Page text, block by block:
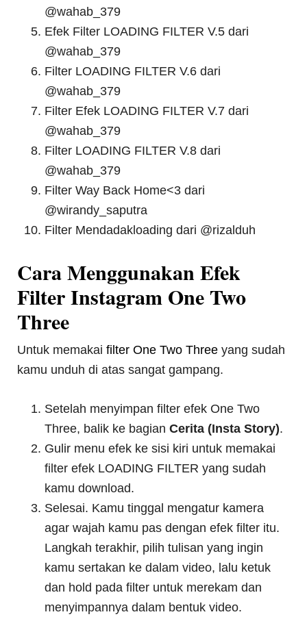
@wahab_379
Efek Filter LOADING FILTER V.5 dari
@wahab_379
Filter LOADING FILTER V.6 dari
@wahab_379
Filter Efek LOADING FILTER V.7 dari
@wahab_379
Filter LOADING FILTER V.8 dari
@wahab_379
Filter Way Back Home<3 dari
@wirandy_saputra
Filter Mendadakloading dari @rizalduh
Cara Menggunakan Efek
Filter Instagram One Two
Three
Untuk memakaifilter One Two Three yang sudah
kamu unduh di atas sangat gampang.
Setelah menyimpan filter efek One Two
Three, balik ke bagianCerita (Insta Story).
Gulir menu efek ke sisi kiri untuk memakai
filter efek LOADING FILTER yang sudah
kamu download.
Selesai. Kamu tinggal mengatur kamera
agar wajah kamu pas dengan efek filter itu.
Langkah terakhir, pilih tulisan yang ingin
kamu sertakan ke dalam video, lalu ketuk
dan hold pada filter untuk merekam dan
menyimpannya dalam bentuk video.